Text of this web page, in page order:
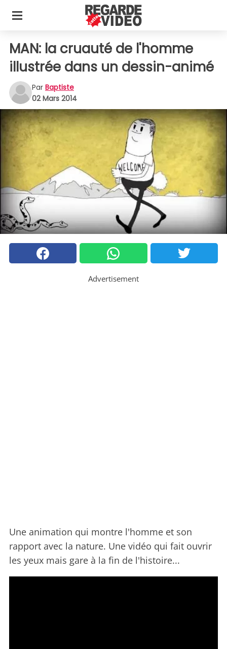
MAN: la cruauté de l'homme
illustrée dans un dessin-animé
Par Baptiste
02 Mars 2014
Advertisement
Une animation qui montre l'homme et son
rapport avec la nature. Une vidéo qui fait ouvrir
les yeux mais gare à la fin de l'histoire...